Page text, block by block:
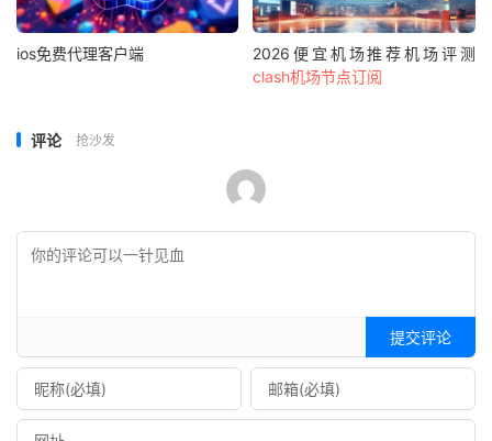
ios免费代理客户端
2026便宜机场推荐机场评测
clash机场节点订阅
评论 抢沙发
提交评论